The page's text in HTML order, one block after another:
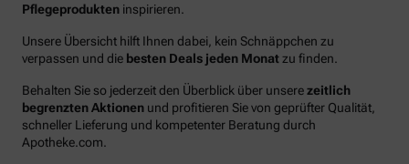
Pflegeprodukten inspirieren.
Unsere Übersicht hilft Ihnen dabei, kein Schnäppchen zu
verpassen und die besten Deals jeden Monatzu finden.
Behalten Sie so jederzeit den Überblick über unserezeitlich
begrenzten Aktionen und profitieren Sie von geprüfter Qualität,
schneller Lieferung und kompetenter Beratung durch
Apotheke.com.